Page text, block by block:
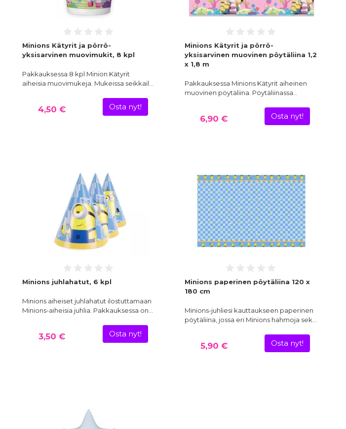
Minions Kätyrit ja pörrö-
yksisarvinen muovimukit, 8 kpl
Pakkauksessa 8 kpl Minion Kätyrit
aiheisia muovimukeja. Mukeissa seikkail…
4,50 € Osta nyt!
Minions Kätyrit ja pörrö-
yksisarvinen muovinen pöytäliina 1,2
x 1,8 m
Pakkauksessa Minions Kätyrit aiheinen
muovinen pöytäliina. Pöytäliinassa…
6,90 € Osta nyt!
Minions juhlahatut, 6 kpl
Minions aiheiset juhlahatut ilostuttamaan
Minions-aiheisia juhlia. Pakkauksessa on…
3,50 € Osta nyt!
Minions paperinen pöytäliina 120 x
180 cm
Minions-juhliesi kauttaukseen paperinen
pöytäliina, jossa eri Minions hahmoja sek…
5,90 € Osta nyt!